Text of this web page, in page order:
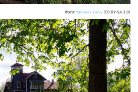
Фото: Yaroshev Yuryy (CC BY-SA 3.0)